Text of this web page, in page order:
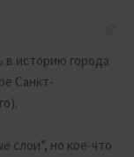
в историю города
Санкт-
слои”, но кое-что